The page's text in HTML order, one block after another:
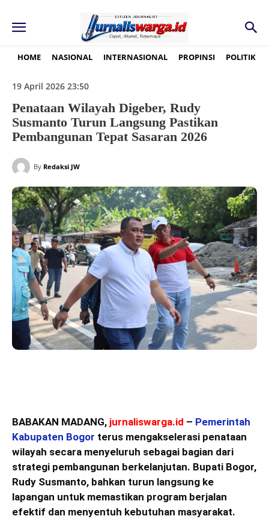
HOME NASIONAL INTERNASIONAL PROPINSI POLITIK
19 April 2026 23:50
Penataan Wilayah Digeber, Rudy
Susmanto Turun Langsung Pastikan
Pembangunan Tepat Sasaran 2026
By Redaksi JW
BABAKAN MADANG, jurnaliswarga.id – Pemerintah
Kabupaten Bogor terus mengakselerasi penataan
wilayah secara menyeluruh sebagai bagian dari
strategi pembangunan berkelanjutan. Bupati Bogor,
Rudy Susmanto, bahkan turun langsung ke
lapangan untuk memastikan program berjalan
efektif dan menyentuh kebutuhan masyarakat.